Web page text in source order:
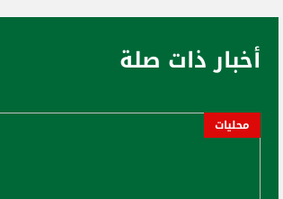
أخبار ذات صلة
محليات